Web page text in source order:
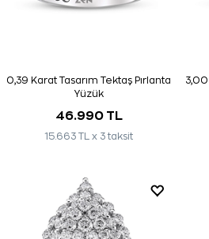
0,39 Karat Tasarım Tektaş Pırlanta
Yüzük
46.990 TL
15.663 TL x 3 taksit
3,00